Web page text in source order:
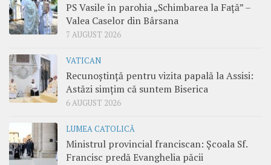
PS Vasile în parohia „Schimbarea la Față” –
Valea Caselor din Bârsana
7 AUGUST 2026
VATICAN
Recunoștință pentru vizita papală la Assisi:
Astăzi simțim că suntem Biserica
6 AUGUST 2026
LUMEA CATOLICĂ
Ministrul provincial franciscan: Școala Sf.
Francisc predă Evanghelia păcii